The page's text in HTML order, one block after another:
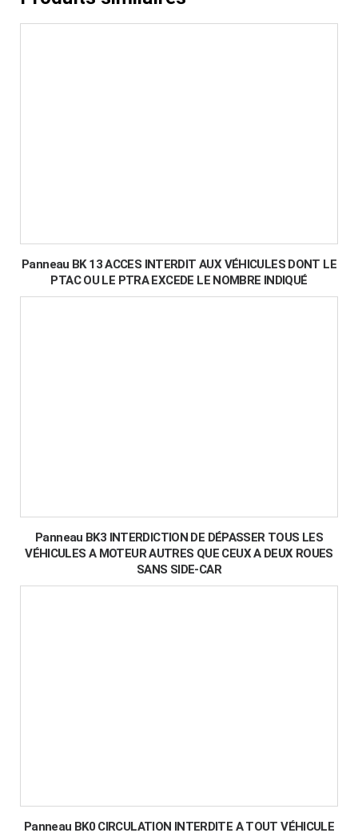
Panneau BK 13 ACCES INTERDIT AUX VÉHICULES DONT LE
PTAC OU LE PTRA EXCEDE LE NOMBRE INDIQUÉ
Panneau BK3 INTERDICTION DE DÉPASSER TOUS LES
VÉHICULES A MOTEUR AUTRES QUE CEUX A DEUX ROUES
SANS SIDE-CAR
Panneau BK0 CIRCULATION INTERDITE A TOUT VÉHICULE